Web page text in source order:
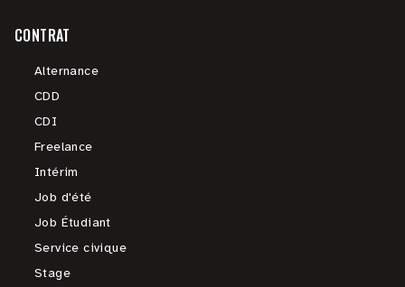
CONTRAT
Alternance
CDD
CDI
Freelance
Intérim
Job d'été
Job Étudiant
Service civique
Stage